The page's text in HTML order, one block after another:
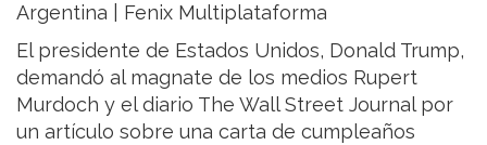
Argentina | Fenix Multiplataforma
El presidente de Estados Unidos, Donald Trump,
demandó al magnate de los medios Rupert
Murdoch y el diario The Wall Street Journal por
un artículo sobre una carta de cumpleaños